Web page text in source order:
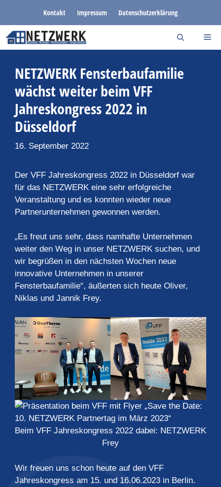
springen
Kontakt Impressum Datenschutzerklärung
NETZWERK Fensterbaufamilie
wächst weiter beim VFF
Jahreskongress 2022 in
Düsseldorf
16. September 2022
Der VFF Jahreskongress 2022 in Düsseldorf war
für das NETZWERK eine sehr erfolgreiche
Veranstaltung und es konnten wieder neue
Partnerunternehmen gewonnen werden.
„Es freut uns sehr, dass namhafte Unternehmen
weiter den Weg in unser NETZWERK suchen, und
wir begrüßen in den nächsten Wochen neue
innovative Unternehmen in unserer
Fensterbaufamilie“, äußerten sich heute Oliver,
Niklas und Jannik Frey.
Beim VFF Jahreskongress 2022 dabei: NETZWERK
Frey
Wir freuen uns schon heute auf den VFF
Jahreskongress am 15. und 16.06.2023 in Berlin.